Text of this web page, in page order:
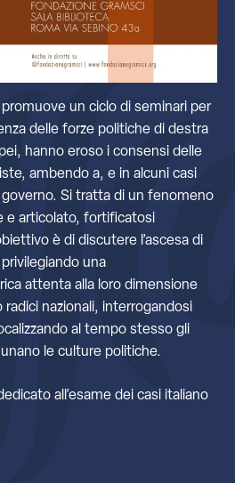
un ciclo di seminari per
delle forze politiche di destra
hanno eroso i consensi delle
ambendo a, e in alcuni casi
Si tratta di un fenomeno
e articolato, fortificatosi
è di discutere l’ascesa di
una
attenta alla loro dimensione
radici nazionali, interrogandosi
al tempo stesso gli
le culture politiche.
all’esame dei casi italiano